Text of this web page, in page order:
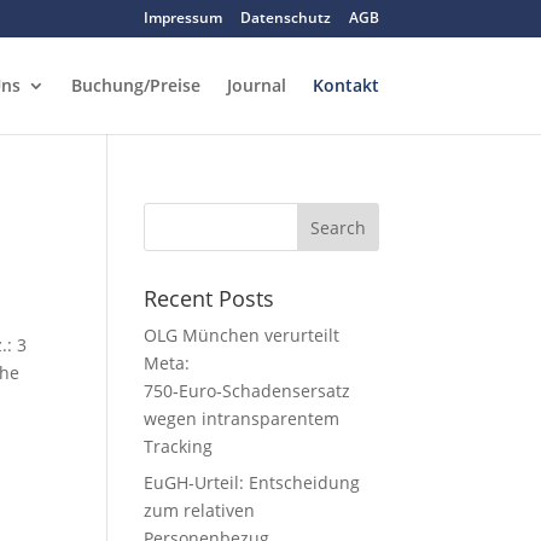
Impressum Datenschutz AGB
Buchung/Preise Journal Kontakt
3
Recent Posts
OLG München verurteilt
Meta:
750‑Euro‑Schadensersatz
wegen intransparentem
Tracking
EuGH-Urteil: Entscheidung
zum relativen